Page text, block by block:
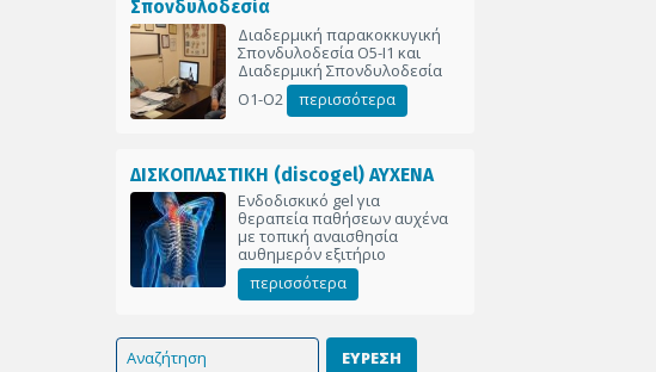
Σπονδυλοδεσία
Διαδερμική παρακοκκυγική
Σπονδυλοδεσία Ο5-Ι1 και
Διαδερμική Σπονδυλοδεσία
Ο1-Ο2
περισσότερα
ΔΙΣΚΟΠΛΑΣΤΙΚΗ (discogel) ΑΥΧΕΝΑ
Ενδοδισκικό gel για
θεραπεία παθήσεων αυχένα
με τοπική αναισθησία
αυθημερόν εξιτήριο
περισσότερα
ΕΥΡΕΣΗ